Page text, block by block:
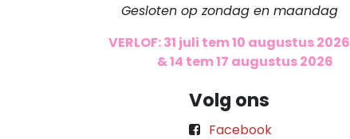
Gesloten op zondag en maandag
VERLOF: 31 juli tem 10 augustus 2026
& 14 tem 17 augustus 2026
Volg ons
Facebook